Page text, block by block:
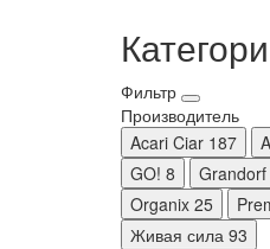
Фильтр
Производитель
Acari Ciar 187
GO! 8 Grandorf
Organix 25
Живая сила 93